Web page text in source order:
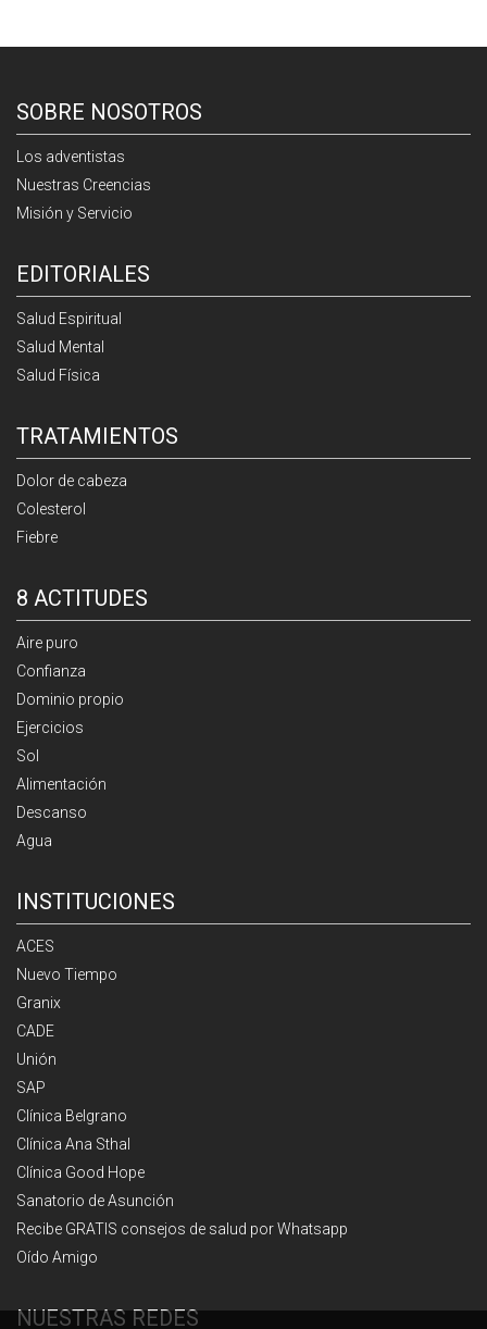
SOBRE NOSOTROS
Los adventistas
Nuestras Creencias
Misión y Servicio
EDITORIALES
Salud Espiritual
Salud Mental
Salud Física
TRATAMIENTOS
Dolor de cabeza
Colesterol
Fiebre
8 ACTITUDES
Aire puro
Confianza
Dominio propio
Ejercicios
Sol
Alimentación
Descanso
Agua
INSTITUCIONES
ACES
Nuevo Tiempo
Granix
CADE
Unión
SAP
Clínica Belgrano
Clínica Ana Sthal
Clínica Good Hope
Sanatorio de Asunción
Recibe GRATIS consejos de salud por Whatsapp
Oído Amigo
NUESTRAS REDES